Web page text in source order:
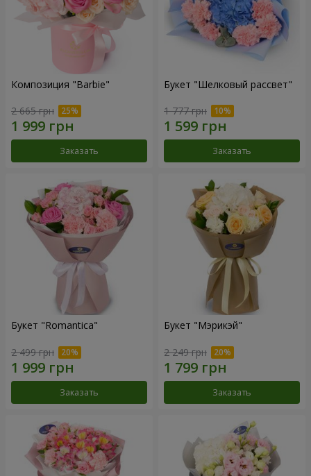
Композиция "Barbie"
2 665 грн
Заказать
Букет "Шелковый рассвет"
1 777 грн
Заказать
Букет "Romantica"
2 499 грн
Заказать
Букет "Мэрикэй"
2 249 грн
Заказать